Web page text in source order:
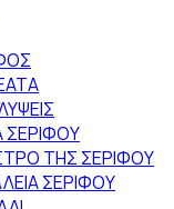
ΣΕΡΙΦΟΥ
ΤΗΣ ΣΕΡΙΦΟΥ
ΣΕΡΙΦΟΥ